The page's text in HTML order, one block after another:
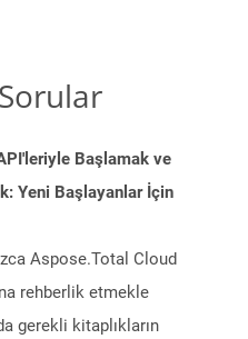
Başlamak ve
Yeni Başlayanlar İçin
Aspose.Total Cloud
rehberlik etmekle
gerekli kitaplıkların